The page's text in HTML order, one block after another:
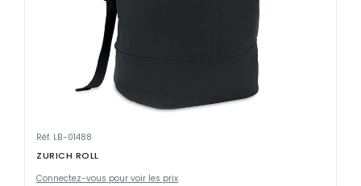
Réf. LB-01488
ZURICH ROLL
Connectez-vous pour voir les prix